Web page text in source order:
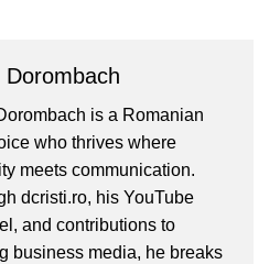
Dorombach
is a Romanian
who thrives where
meets communication.
dcristi.ro, his YouTube
and contributions to
business media, he breaks